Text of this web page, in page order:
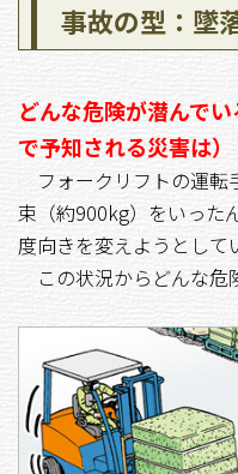
事故の型：墜
どんな危険が潜んで
で予知される災害は）
フォークリフトの運転
束（約900kg）をいった
度向きを変えようとして
この状況からどんな危